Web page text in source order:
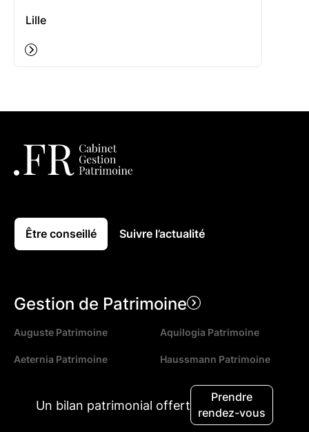
Lille
Être conseillé Suivre l’actualité
Gestion de Patrimoine
Auguste Patrimoine Aquilogia Patrimoine
Aeternia Patrimoine Haussmann Patrimoine
Génération & Patrimoine
DLCP Strasbourg Patrimoine
Un bilan patrimonial offert
Prendre
rendez-vous